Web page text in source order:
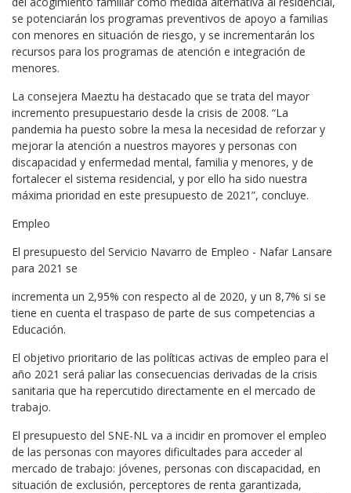
se potenciarán los programas preventivos de apoyo a familias
con menores en situación de riesgo, y se incrementarán los
recursos para los programas de atención e integración de
menores.
La consejera Maeztu ha destacado que se trata del mayor
incremento presupuestario desde la crisis de 2008. “La
pandemia ha puesto sobre la mesa la necesidad de reforzar y
mejorar la atención a nuestros mayores y personas con
discapacidad y enfermedad mental, familia y menores, y de
fortalecer el sistema residencial, y por ello ha sido nuestra
máxima prioridad en este presupuesto de 2021”, concluye.
Empleo
El presupuesto del Servicio Navarro de Empleo - Nafar Lansare
para 2021 se
incrementa un 2,95% con respecto al de 2020, y un 8,7% si se
tiene en cuenta el traspaso de parte de sus competencias a
Educación.
El objetivo prioritario de las políticas activas de empleo para el
año 2021 será paliar las consecuencias derivadas de la crisis
sanitaria que ha repercutido directamente en el mercado de
trabajo.
El presupuesto del SNE-NL va a incidir en promover el empleo
de las personas con mayores dificultades para acceder al
mercado de trabajo: jóvenes, personas con discapacidad, en
situación de exclusión, perceptores de renta garantizada,